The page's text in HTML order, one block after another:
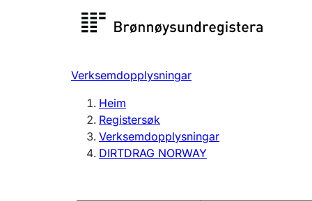
Registersøk
Registrere, endre, slette
Verksemdopplysningar
Heim
Registersøk
Verksemdopplysningar
DIRTDRAG NORWAY